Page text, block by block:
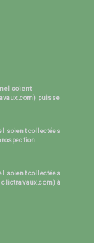
soient
puisse
soient collectées
soient collectées
clictravaux.com) à